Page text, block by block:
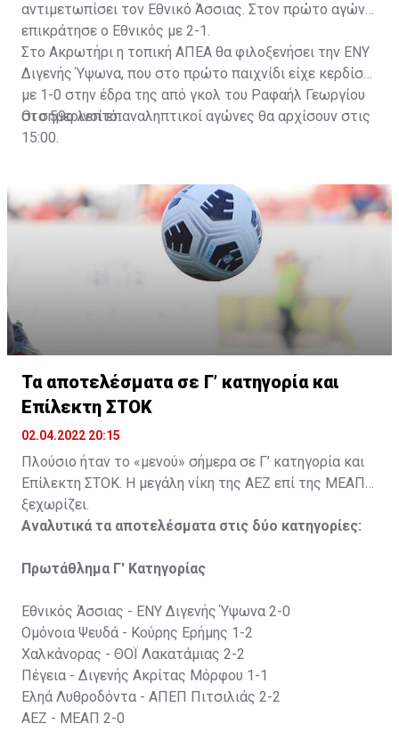
αντιμετωπίσει τον Εθνικό Άσσιας. Στον πρώτο αγώνα
επικράτησε ο Εθνικός με 2-1.
Στο Ακρωτήρι η τοπική ΑΠΕΑ θα φιλοξενήσει την ΕΝΥ
Διγενής Ύψωνα, που στο πρώτο παιχνίδι είχε κερδίσει
με 1-0 στην έδρα της από γκολ του Ραφαήλ Γεωργίου
στο 59ο λεπτό.
Οι σημερινοί επαναληπτικοί αγώνες θα αρχίσουν στις
15:00.
Τα αποτελέσματα σε Γ’ κατηγορία και
Επίλεκτη ΣΤΟΚ
02.04.2022 20:15
Πλούσιο ήταν το «μενού» σήμερα σε Γ’ κατηγορία και
Επίλεκτη ΣΤΟΚ. Η μεγάλη νίκη της ΑΕΖ επί της ΜΕΑΠ
ξεχωρίζει.
Αναλυτικά τα αποτελέσματα στις δύο κατηγορίες:
Πρωτάθλημα Γ' Κατηγορίας
Εθνικός Άσσιας - ΕΝΥ Διγενής Ύψωνα 2-0
Ομόνοια Ψευδά - Κούρης Ερήμης 1-2
Χαλκάνορας - ΘΟΪ Λακατάμιας 2-2
Πέγεια - Διγενής Ακρίτας Μόρφου 1-1
Εληά Λυθροδόντα - ΑΠΕΠ Πιτσιλιάς 2-2
ΑΕΖ - ΜΕΑΠ 2-0